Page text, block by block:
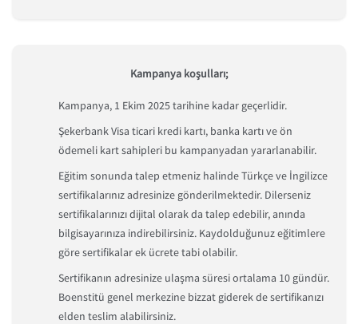
Kampanya koşulları;
Kampanya, 1 Ekim 2025 tarihine kadar geçerlidir.
Şekerbank Visa ticari kredi kartı, banka kartı ve ön
ödemeli kart sahipleri bu kampanyadan yararlanabilir.
Eğitim sonunda talep etmeniz halinde Türkçe ve İngilizce
sertifikalarınız adresinize gönderilmektedir. Dilerseniz
sertifikalarınızı dijital olarak da talep edebilir, anında
bilgisayarınıza indirebilirsiniz. Kaydolduğunuz eğitimlere
göre sertifikalar ek ücrete tabi olabilir.
Sertifikanın adresinize ulaşma süresi ortalama 10 gündür.
Boenstitü genel merkezine bizzat giderek de sertifikanızı
elden teslim alabilirsiniz.